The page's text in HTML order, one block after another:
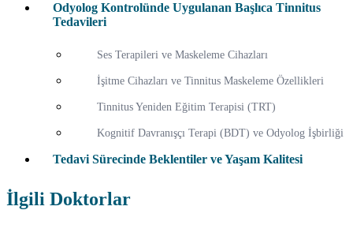
Odyolog Kontrolünde Uygulanan Başlıca Tinnitus
Tedavileri
Ses Terapileri ve Maskeleme Cihazları
İşitme Cihazları ve Tinnitus Maskeleme Özellikleri
Tinnitus Yeniden Eğitim Terapisi (TRT)
Kognitif Davranışçı Terapi (BDT) ve Odyolog İşbirliği
Tedavi Sürecinde Beklentiler ve Yaşam Kalitesi
İlgili Doktorlar